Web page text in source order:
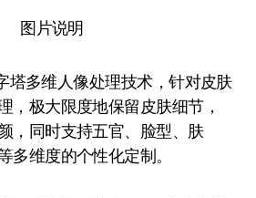
图片说明
塔多维人像处理技术，针对皮肤
，极大限度地保留皮肤细节，
，同时支持五官、脸型、肤
多维度的个性化定制。